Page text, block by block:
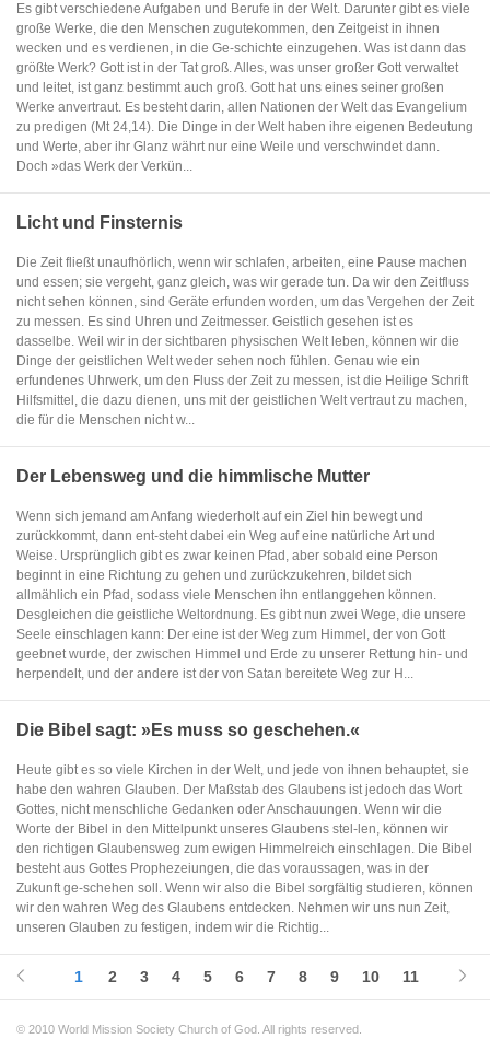
Es gibt verschiedene Aufgaben und Berufe in der Welt. Darunter gibt es viele
große Werke, die den Menschen zugutekommen, den Zeitgeist in ihnen
wecken und es verdienen, in die Ge-schichte einzugehen. Was ist dann das
größte Werk? Gott ist in der Tat groß. Alles, was unser großer Gott verwaltet
und leitet, ist ganz bestimmt auch groß. Gott hat uns eines seiner großen
Werke anvertraut. Es besteht darin, allen Nationen der Welt das Evangelium
zu predigen (Mt 24,14). Die Dinge in der Welt haben ihre eigenen Bedeutung
und Werte, aber ihr Glanz währt nur eine Weile und verschwindet dann.
Doch »das Werk der Verkün...
Licht und Finsternis
Die Zeit fließt unaufhörlich, wenn wir schlafen, arbeiten, eine Pause machen
und essen; sie vergeht, ganz gleich, was wir gerade tun. Da wir den Zeitfluss
nicht sehen können, sind Geräte erfunden worden, um das Vergehen der Zeit
zu messen. Es sind Uhren und Zeitmesser. Geistlich gesehen ist es
dasselbe. Weil wir in der sichtbaren physischen Welt leben, können wir die
Dinge der geistlichen Welt weder sehen noch fühlen. Genau wie ein
erfundenes Uhrwerk, um den Fluss der Zeit zu messen, ist die Heilige Schrift
Hilfsmittel, die dazu dienen, uns mit der geistlichen Welt vertraut zu machen,
die für die Menschen nicht w...
Der Lebensweg und die himmlische Mutter
Wenn sich jemand am Anfang wiederholt auf ein Ziel hin bewegt und
zurückkommt, dann ent-steht dabei ein Weg auf eine natürliche Art und
Weise. Ursprünglich gibt es zwar keinen Pfad, aber sobald eine Person
beginnt in eine Richtung zu gehen und zurückzukehren, bildet sich
allmählich ein Pfad, sodass viele Menschen ihn entlanggehen können.
Desgleichen die geistliche Weltordnung. Es gibt nun zwei Wege, die unsere
Seele einschlagen kann: Der eine ist der Weg zum Himmel, der von Gott
geebnet wurde, der zwischen Himmel und Erde zu unserer Rettung hin- und
herpendelt, und der andere ist der von Satan bereitete Weg zur H...
Die Bibel sagt: »Es muss so geschehen.«
Heute gibt es so viele Kirchen in der Welt, und jede von ihnen behauptet, sie
habe den wahren Glauben. Der Maßstab des Glaubens ist jedoch das Wort
Gottes, nicht menschliche Gedanken oder Anschauungen. Wenn wir die
Worte der Bibel in den Mittelpunkt unseres Glaubens stel-len, können wir
den richtigen Glaubensweg zum ewigen Himmelreich einschlagen. Die Bibel
besteht aus Gottes Prophezeiungen, die das voraussagen, was in der
Zukunft ge-schehen soll. Wenn wir also die Bibel sorgfältig studieren, können
wir den wahren Weg des Glaubens entdecken. Nehmen wir uns nun Zeit,
unseren Glauben zu festigen, indem wir die Richtig...
1 2 3 4 5 6 7 8 9 10 11
© 2010 World Mission Society Church of God. All rights reserved.